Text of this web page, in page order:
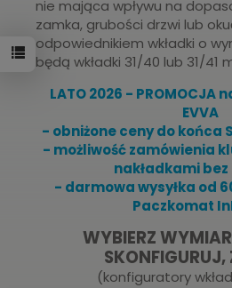
nie mająca wpływu na
zamka, grubości drzwi lub
odpowiednikiem wkładki o
będą wkładki 31/40 lub 31/41
LATO 2026 -
EVVA
- obniżone ceny do końca
- możliwość zamówienia
nakładkami
- darmowa wysyłka od
Paczkomat
WYBIERZ
(konfiguratory